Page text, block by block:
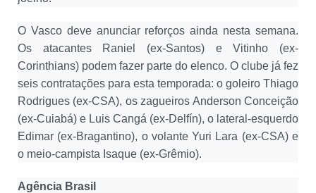
O Vasco deve anunciar reforços ainda nesta semana.
Os atacantes Raniel (ex-Santos) e Vitinho (ex-
Corinthians) podem fazer parte do elenco. O clube já fez
seis contratações para esta temporada: o goleiro Thiago
Rodrigues (ex-CSA), os zagueiros Anderson Conceição
(ex-Cuiabá) e Luis Cangá (ex-Delfín), o lateral-esquerdo
Edimar (ex-Bragantino), o volante Yuri Lara (ex-CSA) e
o meio-campista Isaque (ex-Grêmio).
Agência Brasil